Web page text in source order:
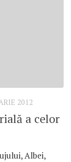
2012
a celor
Albei,